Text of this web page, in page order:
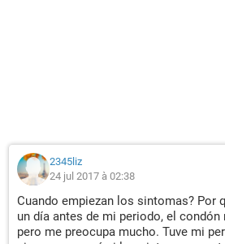
2345liz
24 jul 2017 à 02:38
Cuando empiezan los sintomas? Por
un día antes de mi periodo, el
pero me preocupa mucho. Tuve mi